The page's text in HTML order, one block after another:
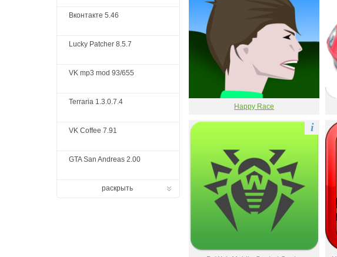
Happy Race
i
Вконтакте 5.46
Lucky Patcher 8.5.7
VK mp3 mod 93/655
Terraria 1.3.0.7.4
VK Coffee 7.91
GTA San Andreas 2.00
раскрыть